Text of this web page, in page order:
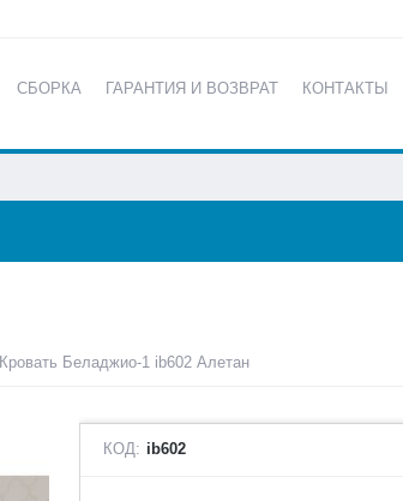
СБОРКА ГАРАНТИЯ И ВОЗВРАТ КОНТАКТЫ
Кровать Беладжио-1 ib602 Алетан
КОД: ib602